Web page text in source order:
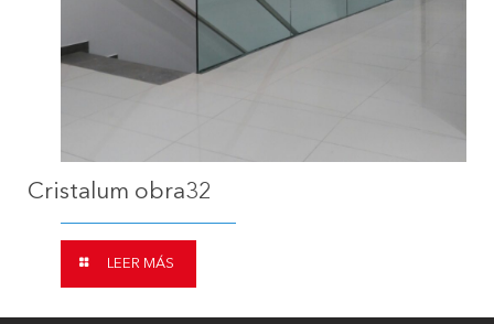
Cristalum obra32
LEER MÁS